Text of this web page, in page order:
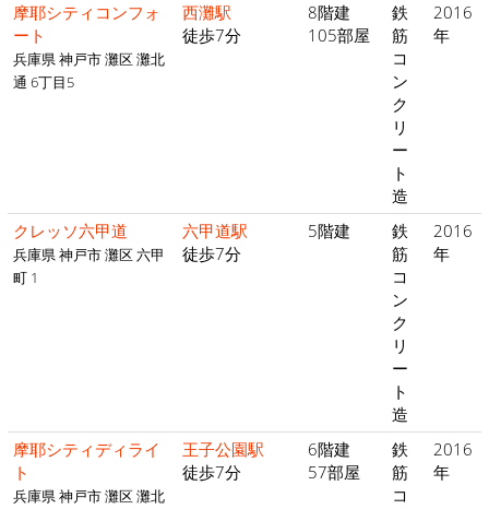
摩耶シティコンフォ
ート
兵庫県 神戸市 灘区 灘北
通 6丁目5
西灘駅
徒歩7分
8階建
105部屋
鉄
筋
コ
ン
ク
リ
ー
ト
造
2016
年
クレッソ六甲道
兵庫県 神戸市 灘区 六甲
町 1
六甲道駅
徒歩7分
5階建
鉄
筋
コ
ン
ク
リ
ー
ト
造
2016
年
摩耶シティディライ
ト
兵庫県 神戸市 灘区 灘北
王子公園駅
徒歩7分
6階建
57部屋
鉄
筋
コ
2016
年